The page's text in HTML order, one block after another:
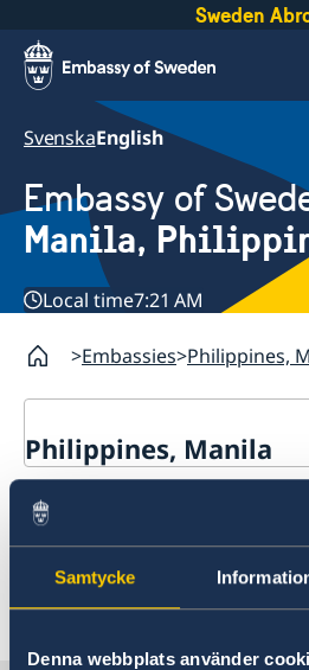
Samtycke
Denna webbplats använder
Sweden
SvenskaEnglish
Embassy of
Manila,
Local time7:21 AM
Embassies Philippines,
Philippines, Manila
Contact & Opening hours
Services for Swedes in the
About us
Embassy staff
Current affairs
Event Speeches
Current affairs
This is where the
news and job